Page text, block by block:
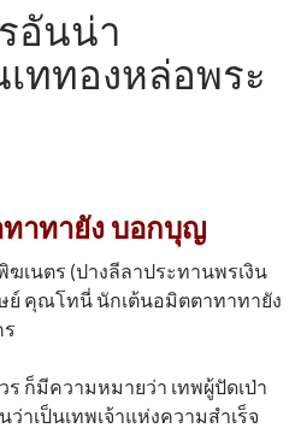
อันน่า
ททองหล่อพระ
าทายัง บอกบุญ
เนตร (ปางลีลาประทานพรเงิน
คุณโทนี่ นักเต้นอมิตตาทาทายัง
ก็มีความหมายว่า เทพผู้ปัดเป่า
าเป็นเทพเจ้าแห่งความสำเร็จ